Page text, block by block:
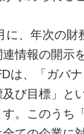
に、年次の
情報の開示
は、「ガバ
び目標」と
。このうち